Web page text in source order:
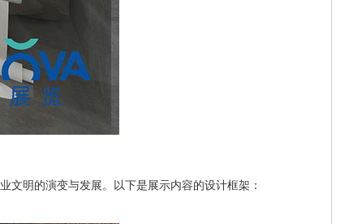
文明的演变与发展。以下是展示内容的设计框架：